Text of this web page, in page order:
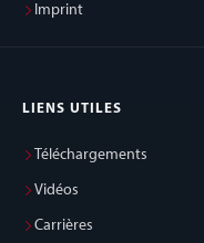
Imprint
LIENS UTILES
Téléchargements
Vidéos
Carrières